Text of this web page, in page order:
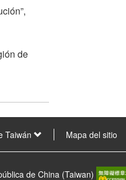
de
Taiwán Mapa del sitio
de China (Taiwan)